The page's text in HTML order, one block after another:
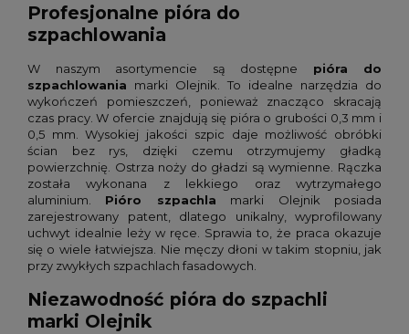
Profesjonalne pióra do
szpachlowania
W naszym asortymencie są dostępne pióra do
szpachlowania marki Olejnik. To idealne narzędzia do
wykończeń pomieszczeń, ponieważ znacząco skracają
czas pracy. W ofercie znajdują się pióra o grubości 0,3 mm i
0,5 mm. Wysokiej jakości szpic daje możliwość obróbki
ścian bez rys, dzięki czemu otrzymujemy gładką
powierzchnię. Ostrza noży do gładzi są wymienne. Rączka
została wykonana z lekkiego oraz wytrzymałego
aluminium. Pióro szpachla marki Olejnik posiada
zarejestrowany patent, dlatego unikalny, wyprofilowany
uchwyt idealnie leży w ręce. Sprawia to, że praca okazuje
się o wiele łatwiejsza. Nie męczy dłoni w takim stopniu, jak
przy zwykłych szpachlach fasadowych.
Niezawodność pióra do szpachli
marki Olejnik